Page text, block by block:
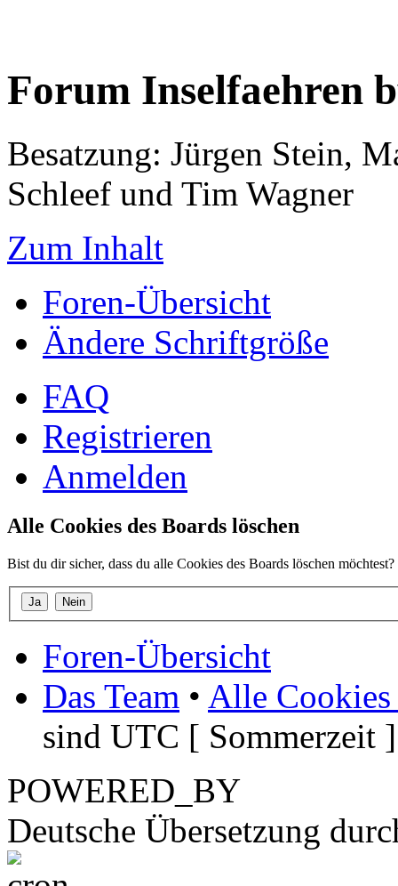
Forum Inselfaehren
Besatzung: Jürgen Stein,
Schleef und Tim Wagner
Zum Inhalt
Foren-Übersicht
Ändere Schriftgröße
FAQ
Registrieren
Anmelden
Alle Cookies des Boards löschen
Bist du dir sicher, dass du alle Cookies des Boards löschen möchtest?
Foren-Übersicht
Das Team • Alle Cookies
sind UTC [ Sommerzeit ]
POWERED_BY
Deutsche Übersetzung